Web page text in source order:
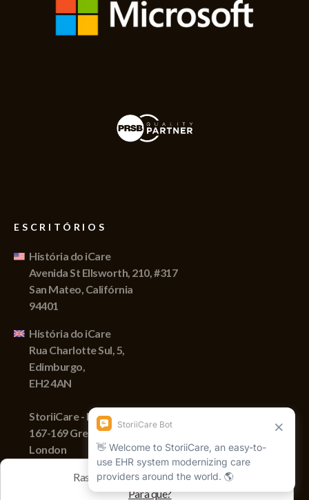
ESCRITÓRIOS
História do iCare
Avenida St Ellsworth, 210, #317
San Mateo, Califórnia
94401
História do iCare
Rua Charlotte Sul, 5,
Edimburgo,
EH2 4AN
StoriiCare - England
167-169 Great Portland Street,
London
Rastreamos sessões com cookies
Para quê?